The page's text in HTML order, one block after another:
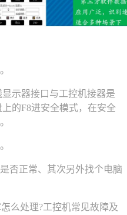
示器接口与工控机接器是
的F8进安全模式，在安全
正常、其次另外找个电脑
处理?工控机常见故障及